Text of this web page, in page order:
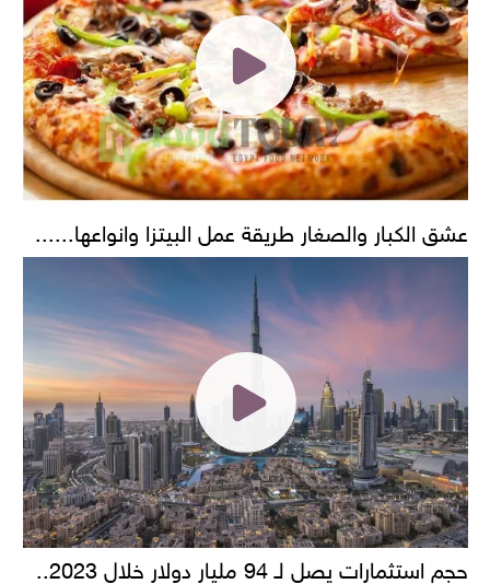
عشق الكبار والصغار طريقة عمل البيتزا وانواعها......